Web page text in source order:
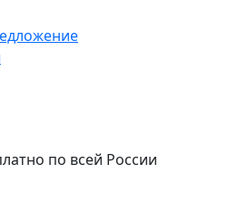
по всей России